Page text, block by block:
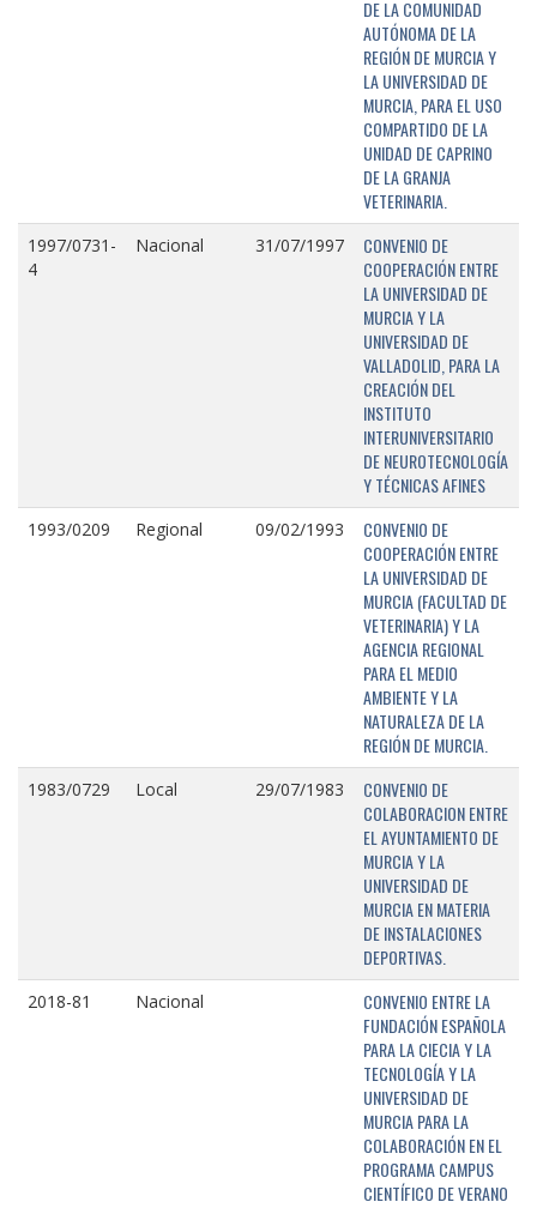
DE LA COMUNIDAD
AUTÓNOMA DE LA
REGIÓN DE MURCIA Y
LA UNIVERSIDAD DE
MURCIA, PARA EL USO
COMPARTIDO DE LA
UNIDAD DE CAPRINO
DE LA GRANJA
VETERINARIA.
1997/0731-
4
Nacional 31/07/1997
CONVENIO DE
COOPERACIÓN ENTRE
LA UNIVERSIDAD DE
MURCIA Y LA
UNIVERSIDAD DE
VALLADOLID, PARA LA
CREACIÓN DEL
INSTITUTO
INTERUNIVERSITARIO
DE NEUROTECNOLOGÍA
Y TÉCNICAS AFINES
1993/0209 Regional 09/02/1993
CONVENIO DE
COOPERACIÓN ENTRE
LA UNIVERSIDAD DE
MURCIA (FACULTAD DE
VETERINARIA) Y LA
AGENCIA REGIONAL
PARA EL MEDIO
AMBIENTE Y LA
NATURALEZA DE LA
REGIÓN DE MURCIA.
1983/0729 Local 29/07/1983
CONVENIO DE
COLABORACION ENTRE
EL AYUNTAMIENTO DE
MURCIA Y LA
UNIVERSIDAD DE
MURCIA EN MATERIA
DE INSTALACIONES
DEPORTIVAS.
2018-81 Nacional
CONVENIO ENTRE LA
FUNDACIÓN ESPAÑOLA
PARA LA CIECIA Y LA
TECNOLOGÍA Y LA
UNIVERSIDAD DE
MURCIA PARA LA
COLABORACIÓN EN EL
PROGRAMA CAMPUS
CIENTÍFICO DE VERANO